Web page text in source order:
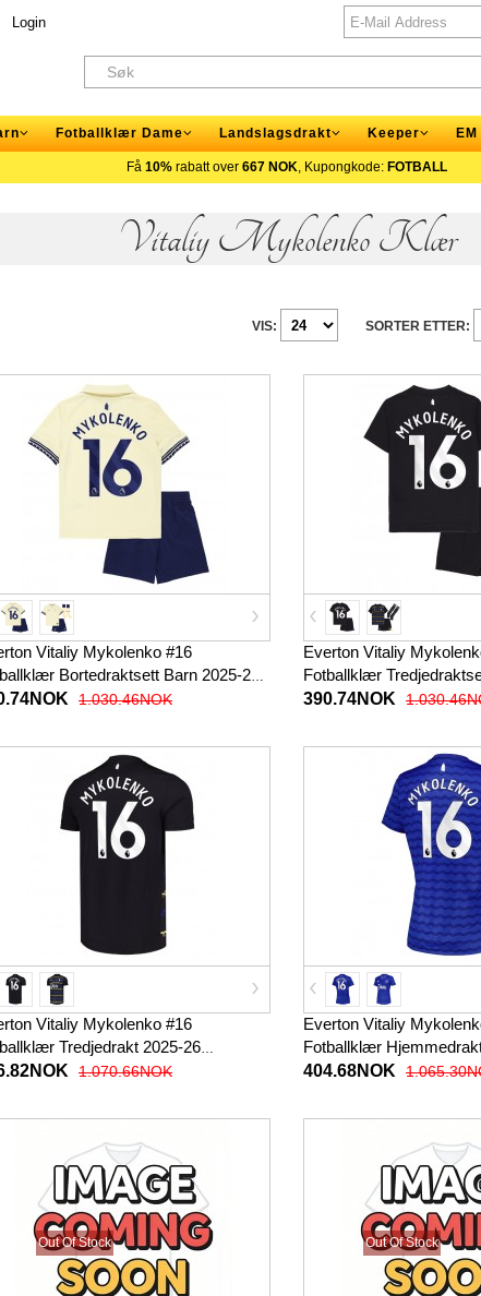
Login
Fotballklær Dame Landslagsdrakt Keeper
Få 10% rabatt over 667 NOK, Kupongkode: FOTBALL
Vitaliy Mykolenko Klær
SORTER ETTER:
VIS:
Vitaliy Mykolenko #16
Bortedraktsett Barn 2025-26
(+ korte bukser)
1.030.46NOK
Everton Vitaliy
Fotballklær
Kortermet (+ korte
390.74NOK
Vitaliy Mykolenko #16
Tredjedrakt 2025-26
1.070.66NOK
Everton Vitaliy
Fotballklær Hjemmedrakt
Kortermet
404.68NOK
Out Of Stock Out Of Stock